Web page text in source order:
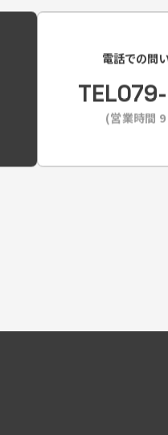
電話での問
TEL
(営業時間